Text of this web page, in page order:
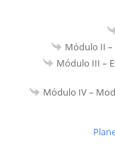
Módulo II –
Módulo III –
Módulo IV –